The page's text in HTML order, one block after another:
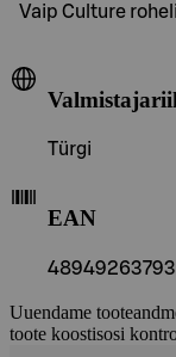
Vaip Culture
Türgi
EAN
Uuendame
toote koostisosi